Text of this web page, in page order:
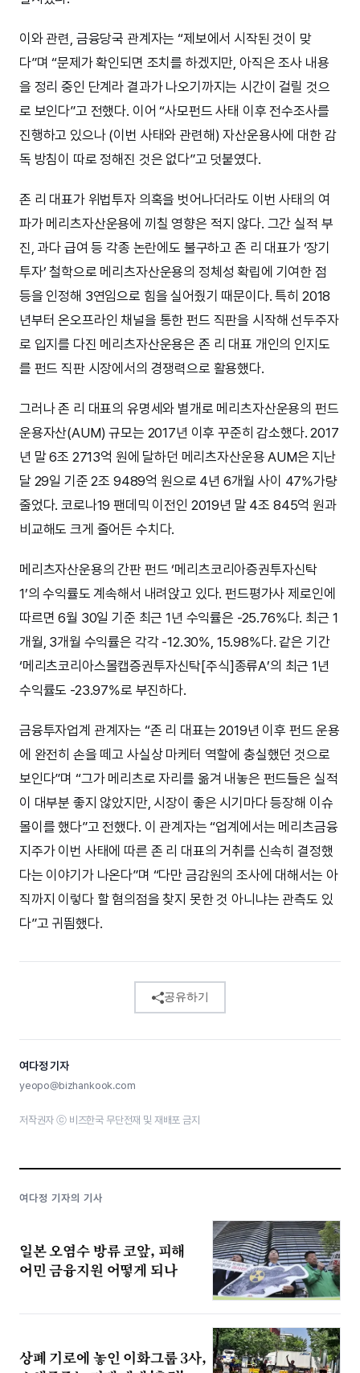
이와 관련, 금융당국 관계자는 “제보에서 시작된 것이 맞
다”며 “문제가 확인되면 조치를 하겠지만, 아직은 조사 내용
을 정리 중인 단계라 결과가 나오기까지는 시간이 걸릴 것으
로 보인다”고 전했다. 이어 “사모펀드 사태 이후 전수조사를
진행하고 있으나 (이번 사태와 관련해) 자산운용사에 대한 감
독 방침이 따로 정해진 것은 없다”고 덧붙였다.
존 리 대표가 위법투자 의혹을 벗어나더라도 이번 사태의 여
파가 메리츠자산운용에 끼칠 영향은 적지 않다. 그간 실적 부
진, 과다 급여 등 각종 논란에도 불구하고 존 리 대표가 ‘장기
투자’ 철학으로 메리츠자산운용의 정체성 확립에 기여한 점
등을 인정해 3연임으로 힘을 실어줬기 때문이다. 특히 2018
년부터 온오프라인 채널을 통한 펀드 직판을 시작해 선두주자
로 입지를 다진 메리츠자산운용은 존 리 대표 개인의 인지도
를 펀드 직판 시장에서의 경쟁력으로 활용했다.
그러나 존 리 대표의 유명세와 별개로 메리츠자산운용의 펀드
운용자산(AUM) 규모는 2017년 이후 꾸준히 감소했다. 2017
년 말 6조 2713억 원에 달하던 메리츠자산운용 AUM은 지난
달 29일 기준 2조 9489억 원으로 4년 6개월 사이 47%가량
줄었다. 코로나19 팬데믹 이전인 2019년 말 4조 845억 원과
비교해도 크게 줄어든 수치다.
메리츠자산운용의 간판 펀드 ‘메리츠코리아증권투자신탁
1’의 수익률도 계속해서 내려앉고 있다. 펀드평가사 제로인에
따르면 6월 30일 기준 최근 1년 수익률은 -25.76%다. 최근 1
개월, 3개월 수익률은 각각 -12.30%, 15.98%다. 같은 기간
‘메리츠코리아스몰캡증권투자신탁[주식]종류A’의 최근 1년
수익률도 -23.97%로 부진하다.
금융투자업계 관계자는 “존 리 대표는 2019년 이후 펀드 운용
에 완전히 손을 떼고 사실상 마케터 역할에 충실했던 것으로
보인다”며 “그가 메리츠로 자리를 옮겨 내놓은 펀드들은 실적
이 대부분 좋지 않았지만, 시장이 좋은 시기마다 등장해 이슈
몰이를 했다”고 전했다. 이 관계자는 “업계에서는 메리츠금융
지주가 이번 사태에 따른 존 리 대표의 거취를 신속히 결정했
다는 이야기가 나온다”며 “다만 금감원의 조사에 대해서는 아
직까지 이렇다 할 혐의점을 찾지 못한 것 아니냐는 관측도 있
다”고 귀띔했다.
공유하기
여다정 기자
yeopo@bizhankook.com
저작권자 ⓒ 비즈한국 무단전재 및 재배포 금지
여다정 기자의 기사
일본 오염수 방류 코앞, 피해
어민 금융지원 어떻게 되나
상폐 기로에 놓인 이화그룹 3사,